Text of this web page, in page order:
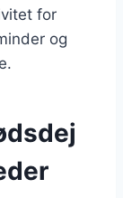
for
og